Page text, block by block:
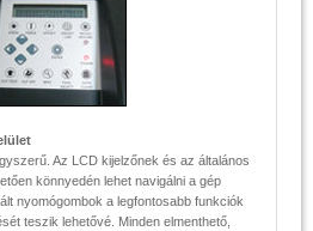
Az LCD kijelzőnek és az általános
könnyedén lehet navigálni a gép
nyomógombok a legfontosabb funkciók
teszik lehetővé. Minden elmenthető,